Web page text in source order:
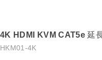
4K HDMI KVM CAT5e 延
HKM01-4K